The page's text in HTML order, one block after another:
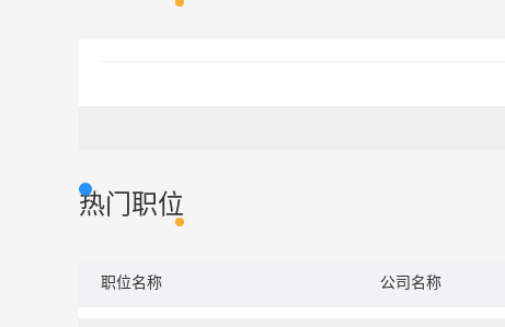
热门职位
职位名称 公司名称